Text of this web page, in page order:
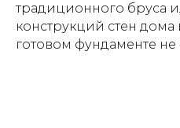
традиционного бруса
конструкций стен дома
готовом фундаменте